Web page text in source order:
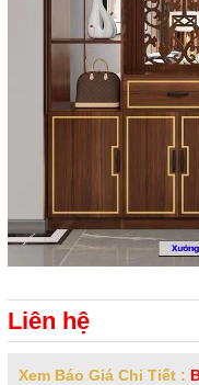
Liên hệ
Xem Báo Giá Chi Tiết :